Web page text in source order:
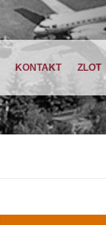
KONTAKT ZLOT